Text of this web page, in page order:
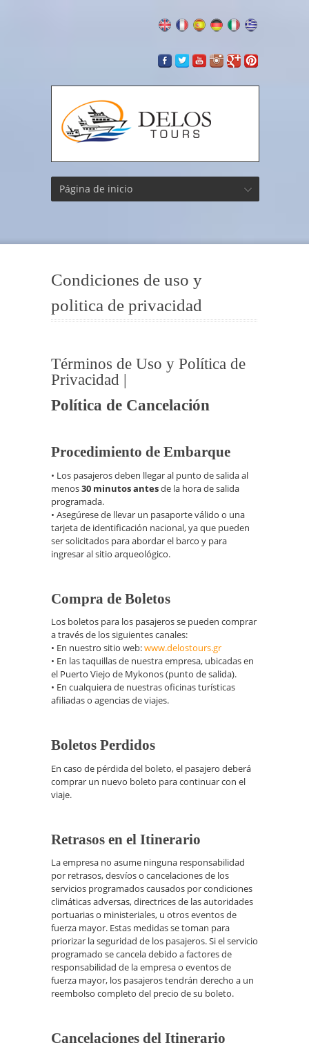
Página de inicio
Condiciones de uso y
politica de privacidad
Términos de Uso y Política de
Privacidad |
Política de Cancelación
Procedimiento de Embarque
• Los pasajeros deben llegar al punto de salida al
menos30 minutos antesde la hora de salida
programada.
• Asegúrese de llevar un pasaporte válido o una
tarjeta de identificación nacional, ya que pueden
ser solicitados para abordar el barco y para
ingresar al sitio arqueológico.
Compra de Boletos
Los boletos para los pasajeros se pueden comprar
a través de los siguientes canales:
• En nuestro sitio web:www.delostours.gr
• En las taquillas de nuestra empresa, ubicadas en
el Puerto Viejo de Mykonos (punto de salida).
• En cualquiera de nuestras oficinas turísticas
afiliadas o agencias de viajes.
Boletos Perdidos
En caso de pérdida del boleto, el pasajero deberá
comprar un nuevo boleto para continuar con el
viaje.
Retrasos en el Itinerario
La empresa no asume ninguna responsabilidad
por retrasos, desvíos o cancelaciones de los
servicios programados causados por condiciones
climáticas adversas, directrices de las autoridades
portuarias o ministeriales, u otros eventos de
fuerza mayor. Estas medidas se toman para
priorizar la seguridad de los pasajeros. Si el servicio
programado se cancela debido a factores de
responsabilidad de la empresa o eventos de
fuerza mayor, los pasajeros tendrán derecho a un
reembolso completo del precio de su boleto.
Cancelaciones del Itinerario